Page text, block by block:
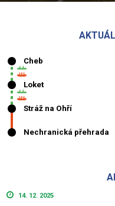
14. 12. 2025